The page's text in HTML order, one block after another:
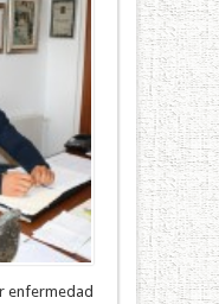
enfermedad